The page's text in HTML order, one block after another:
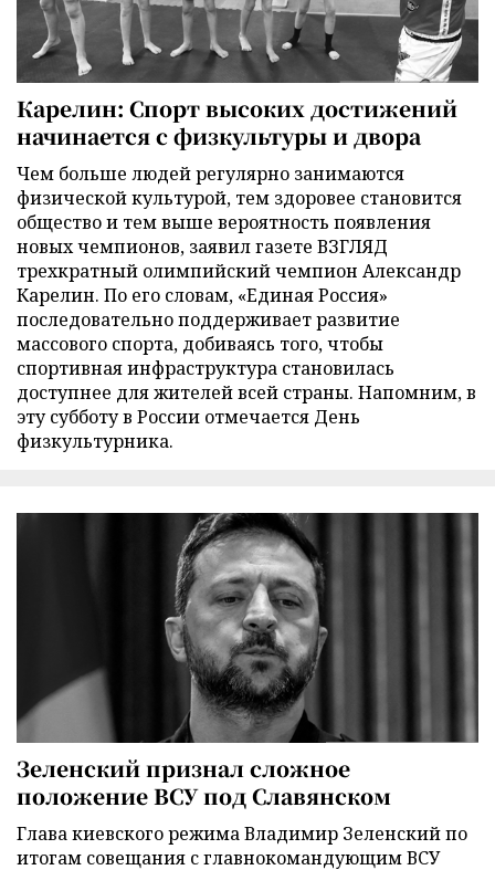
Карелин: Спорт высоких достижений
начинается с физкультуры и двора
Чем больше людей регулярно занимаются
физической культурой, тем здоровее становится
общество и тем выше вероятность появления
новых чемпионов, заявил газете ВЗГЛЯД
трехкратный олимпийский чемпион Александр
Карелин. По его словам, «Единая Россия»
последовательно поддерживает развитие
массового спорта, добиваясь того, чтобы
спортивная инфраструктура становилась
доступнее для жителей всей страны. Напомним, в
эту субботу в России отмечается День
физкультурника.
Зеленский признал сложное
положение ВСУ под Славянском
Глава киевского режима Владимир Зеленский по
итогам совещания с главнокомандующим ВСУ